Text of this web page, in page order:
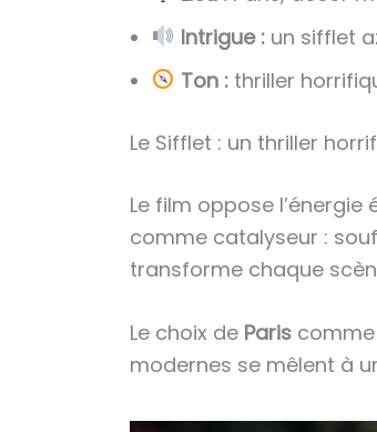
Intrigue :un sifflet
Ton :thriller
Le Sifflet : un thriller
Le film oppose l’énergie
comme catalyseur :
transforme chaque
Le choix de Paris
modernes se mêlent à